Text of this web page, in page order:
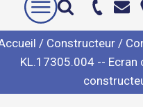
/ Constructeur /
KL.17305.004 --